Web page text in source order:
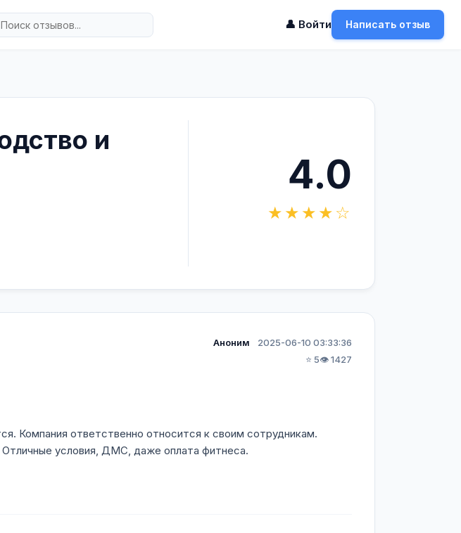
👤 Войти Написать отзыв
и
4.0
★★★★☆
Аноним
2025-06-10 03:33:36
⭐ 5👁️ 1427
Компания ответственно относится к своим сотрудникам.
Отличные условия, ДМС, даже оплата фитнеса.